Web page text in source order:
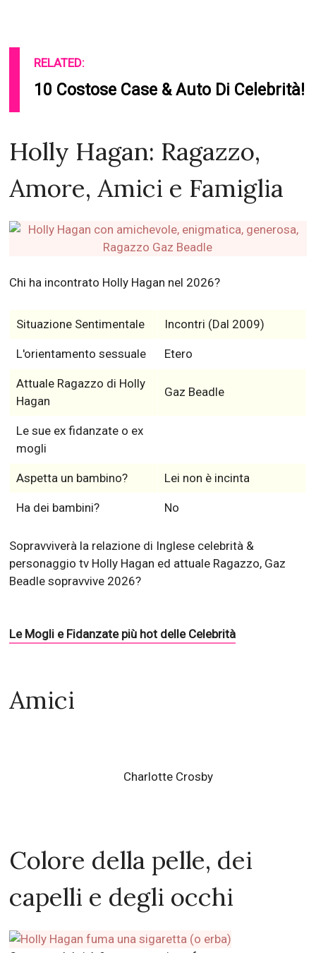
RELATED:
10 Costose Case & Auto Di Celebrità!
Holly Hagan: Ragazzo,
Amore, Amici e Famiglia
Chi ha incontrato Holly Hagan nel 2026?
Situazione Sentimentale Incontri (Dal 2009)
L'orientamento sessuale Etero
Attuale Ragazzo di Holly
Hagan
Gaz Beadle
Le sue ex fidanzate o ex
mogli
Aspetta un bambino? Lei non è incinta
Ha dei bambini? No
Sopravviverà la relazione di Inglese celebrità &
personaggio tv Holly Hagan ed attuale Ragazzo, Gaz
Beadle sopravvive 2026?
Le Mogli e Fidanzate più hot delle Celebrità
Amici
Charlotte Crosby
Colore della pelle, dei
capelli e degli occhi